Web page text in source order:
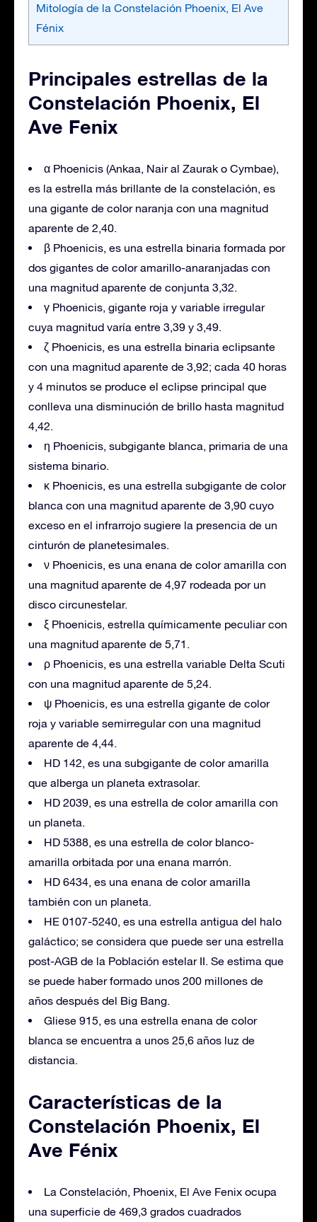
Mitología de la Constelación Phoenix, El Ave
Fénix
Principales estrellas de la
Constelación Phoenix, El
Ave Fenix
α Phoenicis (Ankaa, Nair al Zaurak o Cymbae),
es la estrella más brillante de la constelación, es
una gigante de color naranja con una magnitud
aparente de 2,40.
β Phoenicis, es una estrella binaria formada por
dos gigantes de color amarillo-anaranjadas con
una magnitud aparente de conjunta 3,32.
γ Phoenicis, gigante roja y variable irregular
cuya magnitud varía entre 3,39 y 3,49.
ζ Phoenicis, es una estrella binaria eclipsante
con una magnitud aparente de 3,92; cada 40 horas
y 4 minutos se produce el eclipse principal que
conlleva una disminución de brillo hasta magnitud
4,42.
η Phoenicis, subgigante blanca, primaria de una
sistema binario.
κ Phoenicis, es una estrella subgigante de color
blanca con una magnitud aparente de 3,90 cuyo
exceso en el infrarrojo sugiere la presencia de un
cinturón de planetesimales.
ν Phoenicis, es una enana de color amarilla con
una magnitud aparente de 4,97 rodeada por un
disco circunestelar.
ξ Phoenicis, estrella químicamente peculiar con
una magnitud aparente de 5,71.
ρ Phoenicis, es una estrella variable Delta Scuti
con una magnitud aparente de 5,24.
ψ Phoenicis, es una estrella gigante de color
roja y variable semirregular con una magnitud
aparente de 4,44.
HD 142, es una subgigante de color amarilla
que alberga un planeta extrasolar.
HD 2039, es una estrella de color amarilla con
un planeta.
HD 5388, es una estrella de color blanco-
amarilla orbitada por una enana marrón.
HD 6434, es una enana de color amarilla
también con un planeta.
HE 0107-5240, es una estrella antigua del halo
galáctico; se considera que puede ser una estrella
post-AGB de la Población estelar II. Se estima que
se puede haber formado unos 200 millones de
años después del Big Bang.
Gliese 915, es una estrella enana de color
blanca se encuentra a unos 25,6 años luz de
distancia.
Características de la
Constelación Phoenix, El
Ave Fénix
La Constelación, Phoenix, El Ave Fenix ocupa
una superficie de 469,3 grados cuadrados